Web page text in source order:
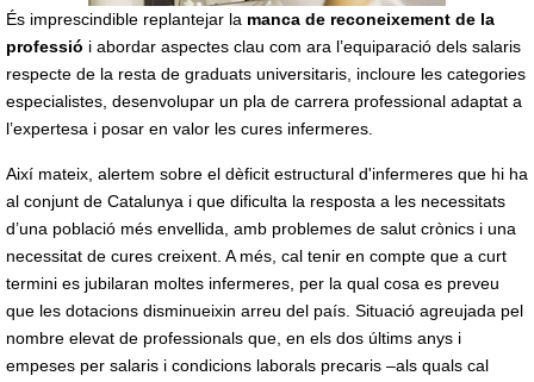
És imprescindible replantejar la manca de reconeixement de la
professió i abordar aspectes clau com ara l’equiparació dels salaris
respecte de la resta de graduats universitaris, incloure les categories
especialistes, desenvolupar un pla de carrera professional adaptat a
l’expertesa i posar en valor les cures infermeres.
Així mateix, alertem sobre el dèficit estructural d'infermeres que hi ha
al conjunt de Catalunya i que dificulta la resposta a les necessitats
d’una població més envellida, amb problemes de salut crònics i una
necessitat de cures creixent. A més, cal tenir en compte que a curt
termini es jubilaran moltes infermeres, per la qual cosa es preveu
que les dotacions disminueixin arreu del país. Situació agreujada pel
nombre elevat de professionals que, en els dos últims anys i
empeses per salaris i condicions laborals precaris –als quals cal